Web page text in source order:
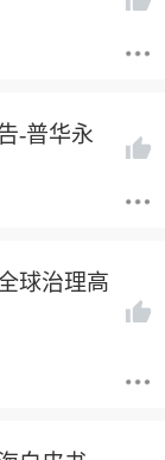
-普华永
球治理高